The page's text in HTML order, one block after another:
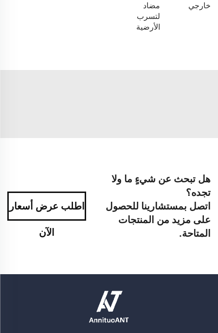
خارجي
مضاد
لتسرب
الأرضية
هل تبحث عن شيءٍ ما ولا
تجده؟
اتصل بمستشارينا للحصول
على مزيد من المنتجات
المتاحة.
اطلب عرض أسعار
الآن